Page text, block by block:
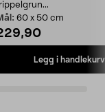
60 x 50 cm
Legg i handlekurv